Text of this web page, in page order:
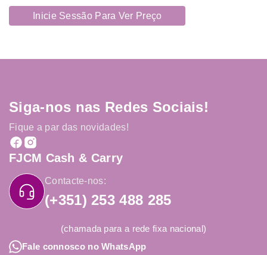
Inicie Sessão Para Ver Preço
Siga-nos nas Redes Sociais!
Fique a par das novidades!
FJCM Cash & Carry
Contacte-nos:
(+351) 253 488 285
(chamada para a rede fixa nacional)
Fale connosco no WhatsApp